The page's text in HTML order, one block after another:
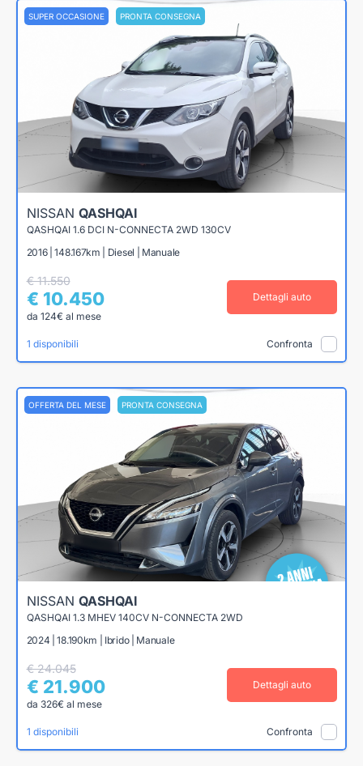
SUPER OCCASIONE PRONTA CONSEGNA
NISSAN QASHQAI
QASHQAI 1.6 DCI N-CONNECTA 2WD 130CV
2016 | 148.167km | Diesel | Manuale
€ 11.550
€ 10.450
da 124€ al mese
Dettagli auto
1 disponibili Confronta
OFFERTA DEL MESE PRONTA CONSEGNA
NISSAN QASHQAI
QASHQAI 1.3 MHEV 140CV N-CONNECTA 2WD
2024 | 18.190km | Ibrido | Manuale
€ 24.045
€ 21.900
da 326€ al mese
Dettagli auto
1 disponibili Confronta